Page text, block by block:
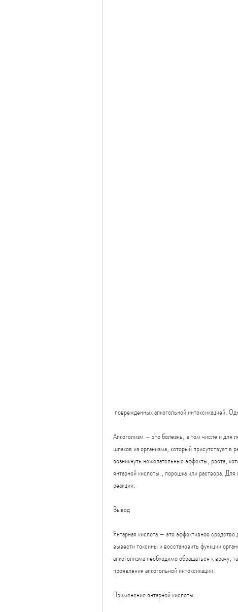
поврежденных алкогольной интоксикацией.
Алкоголизм – это болезнь, в том числе и для
шлаков из организма, который присутствует
возникнуть нежелательные эффекты, рвота,
янтарной кислоты., порошка или раствора.
реакции.
Вывод
Янтарная кислота – это эффективное
вывести токсины и восстановить функции
алкоголизма необходимо обращаться к врачу,
проявления алкогольной интоксикации.
Применение янтарной кислоты